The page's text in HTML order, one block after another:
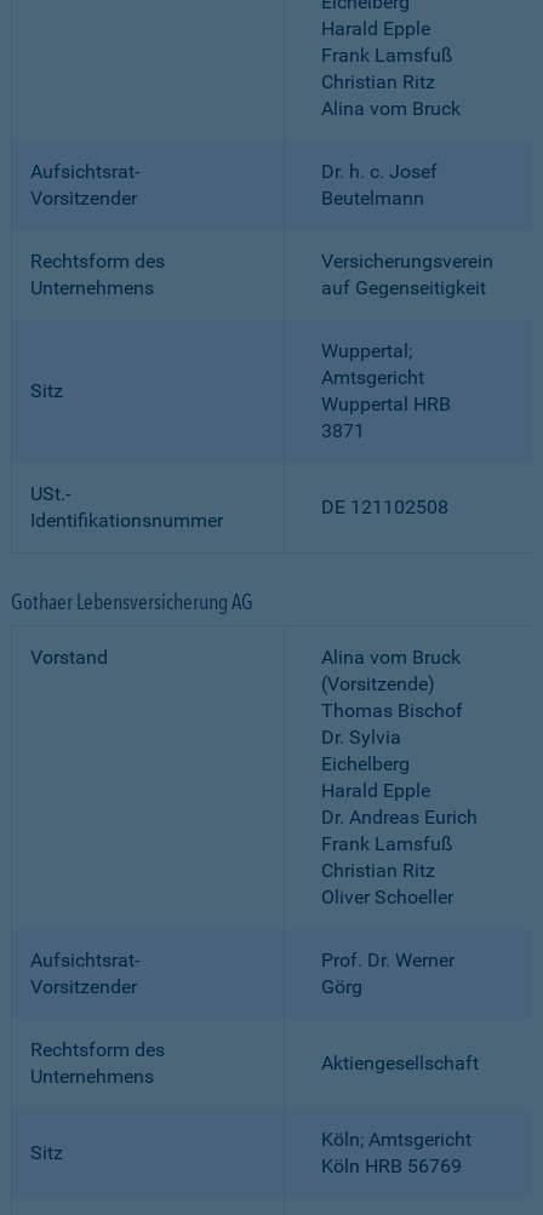
Harald Epple
Frank Lamsfuß
Christian Ritz
Alina vom Bruck
Aufsichtsrat-
Vorsitzender
Dr. h. c. Josef
Beutelmann
Rechtsform des
Unternehmens
Versicherungsverein
auf Gegenseitigkeit
Sitz
Wuppertal;
Amtsgericht
Wuppertal HRB
3871
USt.-
Identifikationsnummer
DE 121102508
Gothaer Lebensversicherung AG
Vorstand
Alina vom Bruck
(Vorsitzende)
Thomas Bischof
Dr. Sylvia
Eichelberg
Harald Epple
Dr. Andreas Eurich
Frank Lamsfuß
Christian Ritz
Oliver Schoeller
Aufsichtsrat-
Vorsitzender
Prof. Dr. Werner
Görg
Rechtsform des
Unternehmens
Aktiengesellschaft
Sitz
Köln; Amtsgericht
Köln HRB 56769